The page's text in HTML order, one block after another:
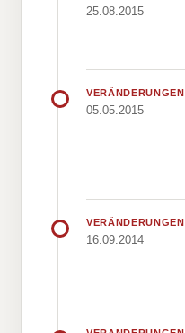
25.08.2015
VERÄNDERUNGEN
05.05.2015
VERÄNDERUNGEN
16.09.2014